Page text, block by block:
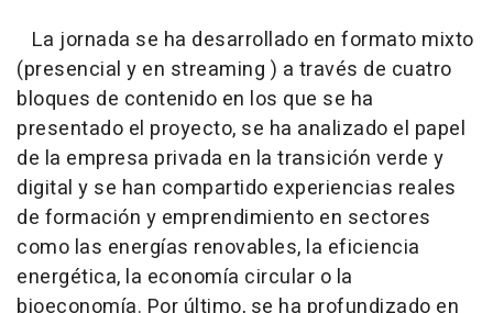
La jornada se ha desarrollado en formato mixto
(presencial y en streaming ) a través de cuatro
bloques de contenido en los que se ha
presentado el proyecto, se ha analizado el papel
de la empresa privada en la transición verde y
digital y se han compartido experiencias reales
de formación y emprendimiento en sectores
como las energías renovables, la eficiencia
energética, la economía circular o la